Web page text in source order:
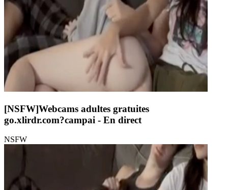
[NSFW]Webcams adultes gratuites
go.xlirdr.com?campai - En direct
NSFW